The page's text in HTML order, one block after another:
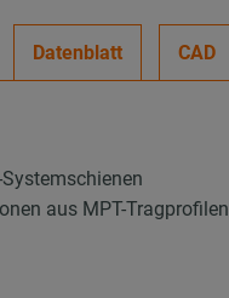
Datenblatt CAD
aus MPT-Tragprofilen